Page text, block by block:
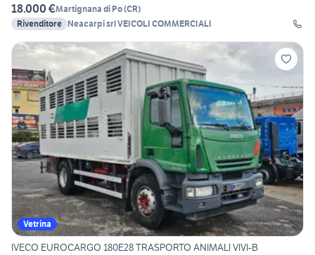
18.000 €Martignana di Po(CR)
Rivenditore Neacarpi srl VEICOLI COMMERCIALI
Vetrina
IVECO EUROCARGO 180E28 TRASPORTO ANIMALI VIVI-B